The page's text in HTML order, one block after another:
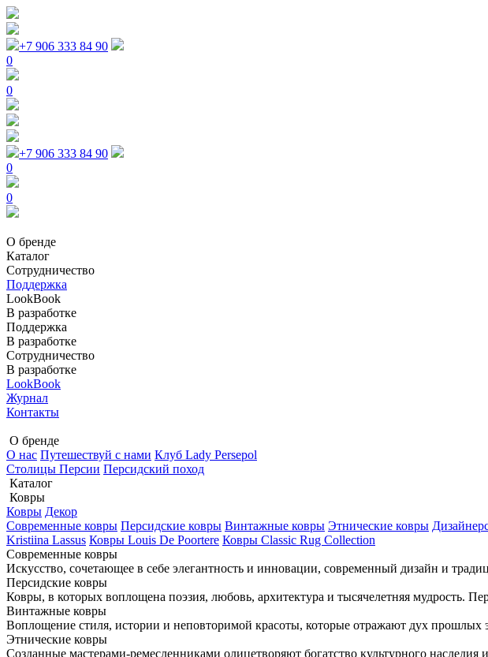
+7 906 333 84 90
0
0
+7 906 333 84 90
0
0
О бренде
Каталог
Сотрудничество
Поддержка
LookBook
В разработке
Поддержка
В разработке
Сотрудничество
В разработке
LookBook
Журнал
Контакты
О бренде
О нас Путешествуй с нами Клуб Lady Persepol
Столицы Персии Персидский поход
Каталог
Ковры
Ковры Декор
Cовременные ковры Персидские ковры Винтажные ковры Этнические ковры
Kristiina Lassus Ковры Louis De Poortere Ковры Classic Rug Collection
Cовременные ковры
Искусство, сочетающее в себе элегантность и инновации, современный дизайн и
Персидские ковры
Ковры, в которых воплощена поэзия, любовь, архитектура и тысячелетняя мудрость.
Винтажные ковры
Воплощение стиля, истории и неповторимой красоты, которые отражают дух прошлых
Этнические ковры
Созданные мастерами-ремесленниками олицетворяют богатство культурного наследия